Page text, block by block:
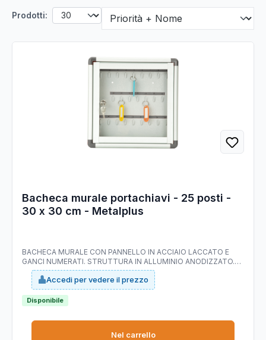
Prodotti:
Bacheca murale portachiavi - 25 posti -
30 x 30 cm - Metalplus
BACHECA MURALE CON PANNELLO IN ACCIAIO LACCATO E
GANCI NUMERATI. STRUTTURA IN ALLUMINIO ANODIZZATO.
ANTA BATTENTE IN ACRILICO CON SERRATURA. Le file dei
ganci distano fra loro (sopra e sotto) di 6,3cm. DIMENSIONI
(BXH): 30X30CM - 25 POSTI CHIAVE
Accedi per vedere il prezzo
Disponibile
Nel carrello